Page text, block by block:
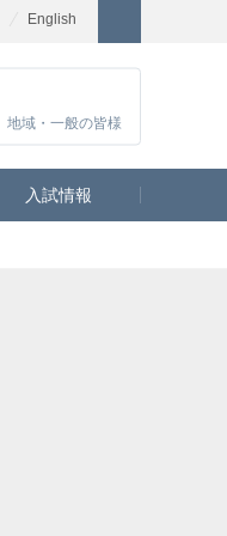
English
地域・一般の皆様
入試情報